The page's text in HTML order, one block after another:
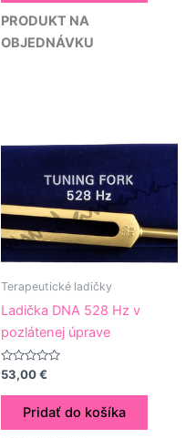
PRODUKT NA
OBJEDNÁVKU
Terapeutické ladičky
Ladička DNA 528 Hz v
pozlátenej úprave
Hodnotenie
0
z
53,00€
Pridať do košíka